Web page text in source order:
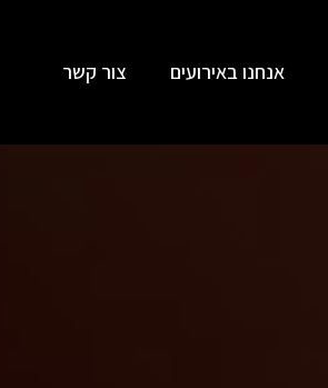
אנחנו באירועים צור קשר